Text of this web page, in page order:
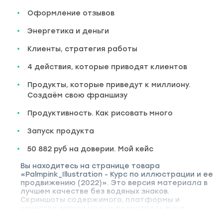
Оформление отзывов
Энергетика и деньги
Клиенты, стратегия работы
4 действия, которые приводят клиентов
Продукты, которые приведут к миллиону.
Создаём свою франшизу
Продуктивность. Как рисовать много
Запуск продукта
50 882 руб на доверии. Мой кейс
Вы находитесь на странице товара
«Palmpink_Illustration - Курс по иллюстрации и ее
продвижению (2022)». Это версия материала в
лучшем качестве без водяных знаков.
Скриншоты содержимого, платформы и